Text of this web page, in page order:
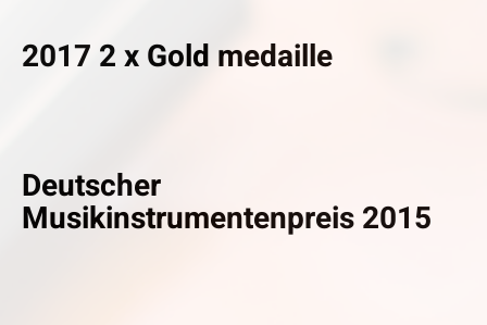
2017 2 x Gold medaille
Deutscher
Musikinstrumentenpreis 2015